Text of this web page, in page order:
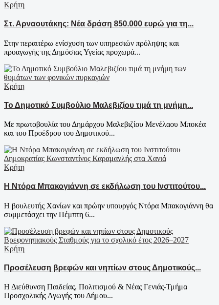
Κρήτη
Στ. Αρναουτάκης: Νέα δράση 850.000 ευρώ για τη...
Στην περαιτέρω ενίσχυση των υπηρεσιών πρόληψης και
προαγωγής της Δημόσιας Υγείας προχωρά...
Κρήτη
Το Δημοτικό Συμβούλιο Μαλεβιζίου τιμά τη μνήμη...
Με πρωτοβουλία του Δημάρχου Μαλεβιζίου Μενέλαου Μποκέα
και του Προέδρου του Δημοτικού...
Κρήτη
Η Ντόρα Μπακογιάννη σε εκδήλωση του Ινστιτούτου...
Η βουλευτής Χανίων και πρώην υπουργός Ντόρα Μπακογιάννη θα
συμμετάσχει την Πέμπτη 6...
Κρήτη
Προσέλευση βρεφών και νηπίων στους Δημοτικούς...
Η Διεύθυνση Παιδείας, Πολιτισμού & Νέας Γενιάς-Τμήμα
Προσχολικής Αγωγής του Δήμου...